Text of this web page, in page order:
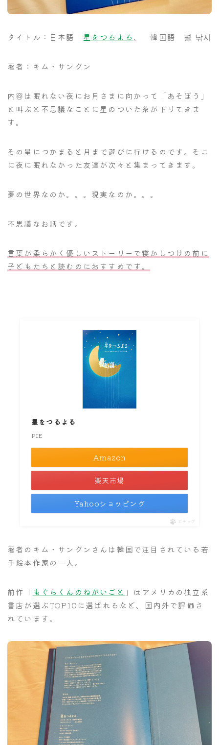
タイトル：日本語 星をつるよる 、 韓国語 별 낚시
著者：キム・サングン
内容は眠れない夜にお月さまに向かって「あそぼう」
と叫ぶと不思議なことに星のついた糸が下りてきま
す。
その星につかまると月まで遊びに行けるのです。そこ
に夜に眠れなかった友達が次々と集まってきます。
夢の世界なのか。。。現実なのか。。。
不思議なお話です。
言葉が柔らかく優しいストーリーで寝かしつけの前に
子どもたちと読むのにおすすめです。
星をつるよる
PIE
Amazon
楽天市場
Yahooショッピング
ポチップ
著者のキム・サングンさんは韓国で注目されている若
手絵本作家の一人。
前作「 もぐらくんのねがいごと 」はアメリカの独立系
書店が選ぶTOP10に選ばれるなど、国内外で評価さ
れています。